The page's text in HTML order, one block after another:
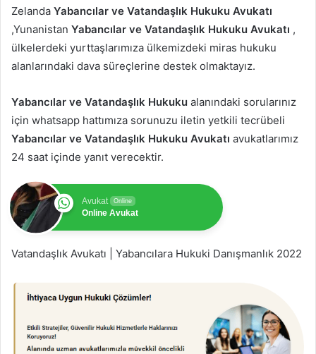
Zelanda Yabancılar ve Vatandaşlık Hukuku Avukatı
,Yunanistan Yabancılar ve Vatandaşlık Hukuku Avukatı ,
ülkelerdeki yurttaşlarımıza ülkemizdeki miras hukuku
alanlarındaki dava süreçlerine destek olmaktayız.
Yabancılar ve Vatandaşlık Hukuku alanındaki sorularınız
için whatsapp hattımıza sorunuzu iletin yetkili tecrübeli
Yabancılar ve Vatandaşlık Hukuku Avukatı avukatlarımız
24 saat içinde yanıt verecektir.
Avukat Online
Online Avukat
Vatandaşlık Avukatı | Yabancılara Hukuki Danışmanlık 2022